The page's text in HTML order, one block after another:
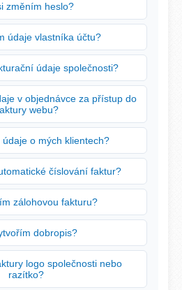
změním heslo?
údaje vlastníka účtu?
údaje společnosti?
v objednávce za přístup do
webu?
o mých klientech?
číslování faktur?
zálohovou fakturu?
dobropis?
logo společnosti nebo
razítko?